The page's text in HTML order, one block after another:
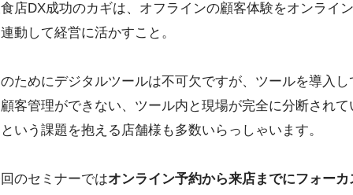
店DX成功のカギは、オフラインの顧客体験をオンライン
動して経営に活かすこと。
ためにデジタルツールは不可欠ですが、ツールを導入し
客管理ができない、ツール内と現場が完全に分断されて
いう課題を抱える店舗様も多数いらっしゃいます。
のセミナーではオンライン予約から来店までにフォーカ